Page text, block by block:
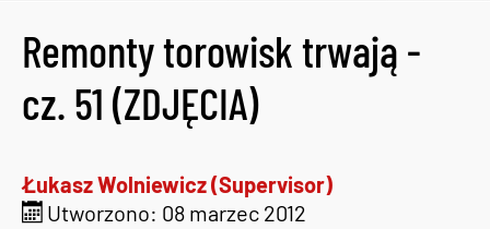
Remonty torowisk trwają -
cz. 51 (ZDJĘCIA)
Łukasz Wolniewicz (Supervisor)
Utworzono: 08 marzec 2012